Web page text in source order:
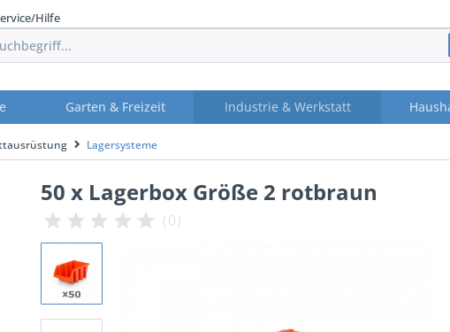
Hilfe
Garten & Freizeit Industrie & Werkstatt
Lagersysteme
50 x Lagerbox Größe 2 rotbraun
(0)